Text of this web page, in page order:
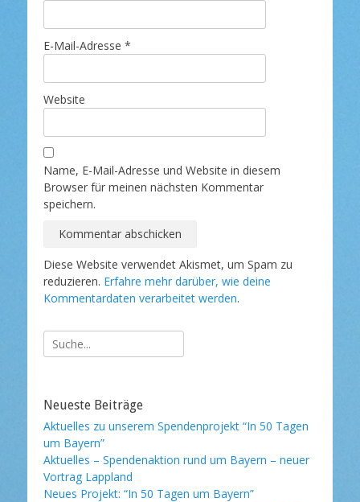
E-Mail-Adresse *
Website
Name, E-Mail-Adresse und Website in diesem
Browser für meinen nächsten Kommentar
speichern.
Diese Website verwendet Akismet, um Spam zu
reduzieren. Erfahre mehr darüber, wie deine
Kommentardaten verarbeitet werden.
Suche
nach:
Neueste Beiträge
Aktuelles zu unserem Spendenprojekt “In 50 Tagen
um Bayern”
Aktuelles – Spendenaktion rund um Bayern – neuer
Vortrag Lappland
Neues Projekt: “In 50 Tagen um Bayern”